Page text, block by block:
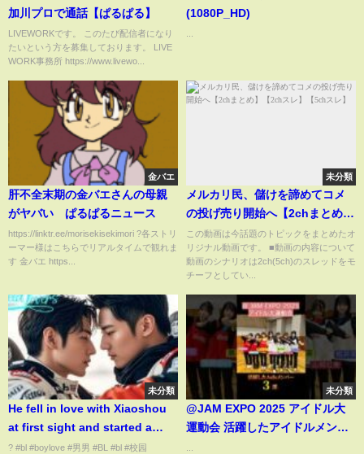
加川プロで通話【ぱるぱる】
LIVEWORKです。 このたび配信者になり
たいという方を募集しております。 LIVE
WORK事務所 https://www.livewo...
(1080P_HD)
金バエ
肝不全末期の金バエさんの母親
がヤバい ぱるぱるニュース
https://linktr.ee/morisekisekimori ?各ストリ
ーマー様はこちらでリアルタイムで観れま
す 金バエ https...
未分類
メルカリ民、儲けを諦めてコメ
の投げ売り開始へ【2chまとめ】
【2chスレ】【5chスレ】
この動画は今話題のトピックをまとめたオ
リジナル動画です。 ■動画の内容について
動画のシナリオは2ch(5ch)のスレッドをモ
チーフとしてい...
未分類
He fell in love with Xiaoshou
at first sight and started a
passionate love affair！#kiss
? #bl #boylove #男男 #BL #bl #校园
未分類
@JAM EXPO 2025 アイドル大
運動会 活躍したアイドルメンバ